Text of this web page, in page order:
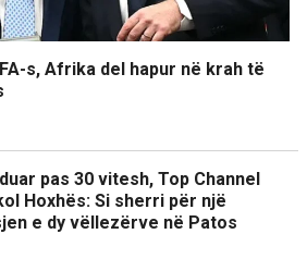
s, Afrika del hapur në krah të
pas 30 vitesh, Top Channel
Hoxhës: Si sherri për një
e dy vëllezërve në Patos